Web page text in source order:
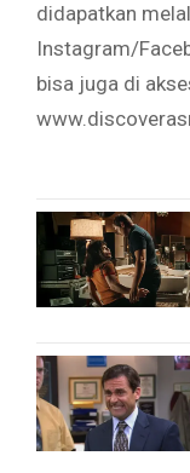
didapatkan
Instagram/
bisa juga di